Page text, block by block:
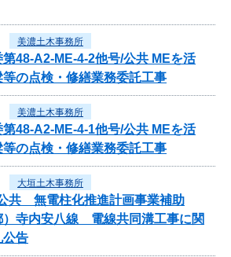
美濃土木事務所
第48-A2-ME-4-2他号/公共 MEを活
の点検・修繕業務委託工事
美濃土木事務所
第48-A2-ME-4-1他号/公共 MEを活
の点検・修繕業務委託工事
大垣土木事務所
共 無電柱化推進計画事業補助
）寺内安八線 電線共同溝工事に関
公告